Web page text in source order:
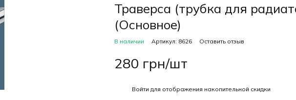
Траверса (трубка для
(Основное)
В наличии Артикул: 8626 Оставить отзыв
280 грн/шт
Войти для отображения накопительной скидки